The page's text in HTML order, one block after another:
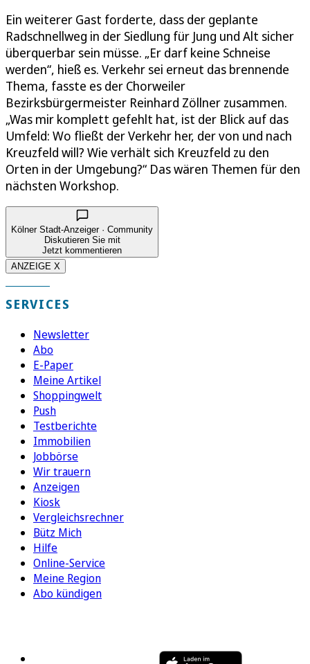
Ein weiterer Gast forderte, dass der geplante
Radschnellweg in der Siedlung für Jung und Alt sicher
überquerbar sein müsse. „Er darf keine Schneise
werden“, hieß es. Verkehr sei erneut das brennende
Thema, fasste es der Chorweiler
Bezirksbürgermeister Reinhard Zöllner zusammen.
„Was mir komplett gefehlt hat, ist der Blick auf das
Umfeld: Wo fließt der Verkehr her, der von und nach
Kreuzfeld will? Wie verhält sich Kreuzfeld zu den
Orten in der Umgebung?“ Das wären Themen für den
nächsten Workshop.
Kölner Stadt-Anzeiger · Community
Diskutieren Sie mit
Jetzt kommentieren
ANZEIGE X
SERVICES
Newsletter
Abo
E-Paper
Meine Artikel
Shoppingwelt
Push
Testberichte
Immobilien
Jobbörse
Wir trauern
Anzeigen
Kiosk
Vergleichsrechner
Bütz Mich
Hilfe
Online-Service
Meine Region
Abo kündigen